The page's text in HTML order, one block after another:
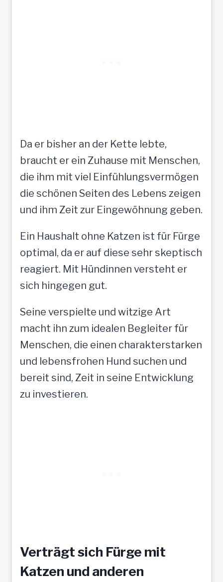
Da er bisher an der Kette lebte,
braucht er ein Zuhause mit Menschen,
die ihm mit viel Einfühlungsvermögen
die schönen Seiten des Lebens zeigen
und ihm Zeit zur Eingewöhnung geben.
Ein Haushalt ohne Katzen ist für Fürge
optimal, da er auf diese sehr skeptisch
reagiert. Mit Hündinnen versteht er
sich hingegen gut.
Seine verspielte und witzige Art
macht ihn zum idealen Begleiter für
Menschen, die einen charakterstarken
und lebensfrohen Hund suchen und
bereit sind, Zeit in seine Entwicklung
zu investieren.
Verträgt sich Fürge mit
Katzen und anderen